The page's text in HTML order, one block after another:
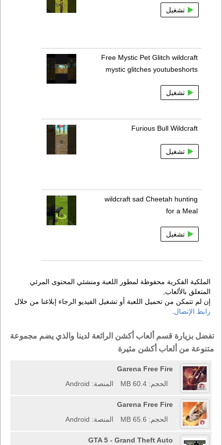
تشغيل
Free Mystic Pet Glitch wildcraft
mystic glitches youtubeshorts
تشغيل
Furious Bull Wildcraft
تشغيل
wildcraft sad Cheetah hunting
for a Meal
تشغيل
الملكية الفكرية محفوظة لمطور اللعبة ومنشئي المحتوى المرئي
المتعلق بالألعاب,
إن لم تتمكن من تحميل اللعبة أو تشغيل الفيديو الرجاء إبلاغنا من خلال
رابط الإتصال
تفضل بزيارة قسم ألعاب أكشن الرائعة لدينا والذي يضم مجموعة
متنوعة من ألعاب أكشن مثيرة
Garena Free Fire
الحجم: 60.4 MB
المنصة: Android
Garena Free Fire
الحجم: 65.6 MB
المنصة: Android
GTA 5 - Grand Theft Auto